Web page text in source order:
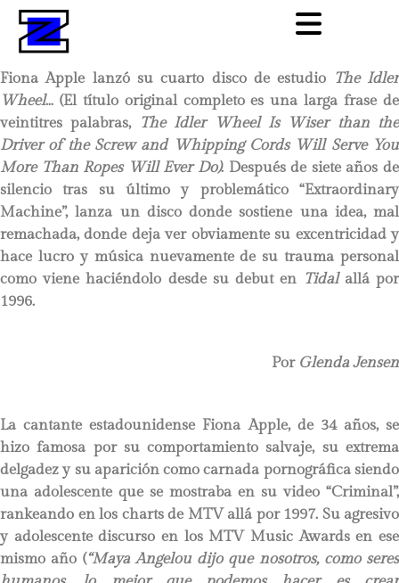
Fiona Apple lanzó su cuarto disco de estudio The Idler
Wheel… (El título original completo es una larga frase de
veintitres palabras, The Idler Wheel Is Wiser than the
Driver of the Screw and Whipping Cords Will Serve You
More Than Ropes Will Ever Do). Después de siete años de
silencio tras su último y problemático “Extraordinary
Machine”, lanza un disco donde sostiene una idea, mal
remachada, donde deja ver obviamente su excentricidad y
hace lucro y música nuevamente de su trauma personal
como viene haciéndolo desde su debut en Tidalallá por
1996.
Por Glenda Jensen
La cantante estadounidense Fiona Apple, de 34 años, se
hizo famosa por su comportamiento salvaje, su extrema
delgadez y su aparición como carnada pornográfica siendo
una adolescente que se mostraba en su video “Criminal”,
rankeando en los charts de MTV allá por 1997. Su agresivo
y adolescente discurso en los MTV Music Awards en ese
mismo año (“Maya Angelou dijo que nosotros, como seres